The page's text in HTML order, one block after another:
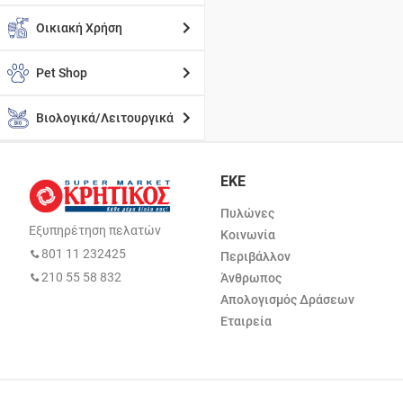
Οικιακή Χρήση
Pet Shop
Βιολογικά/Λειτουργικά
Εξυπηρέτηση πελατών
801 11 232425
210 55 58 832
ΕΚΕ
Πυλώνες
Κοινωνία
Περιβάλλον
Άνθρωπος
Απολογισμός Δράσεων
Εταιρεία